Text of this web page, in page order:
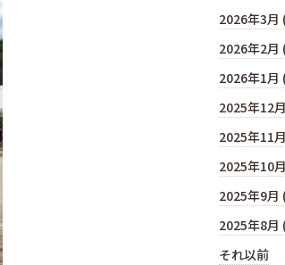
2026年3月
2026年2月
2026年1月
2025年12
2025年11
2025年10
2025年9月
2025年8月
それ以前